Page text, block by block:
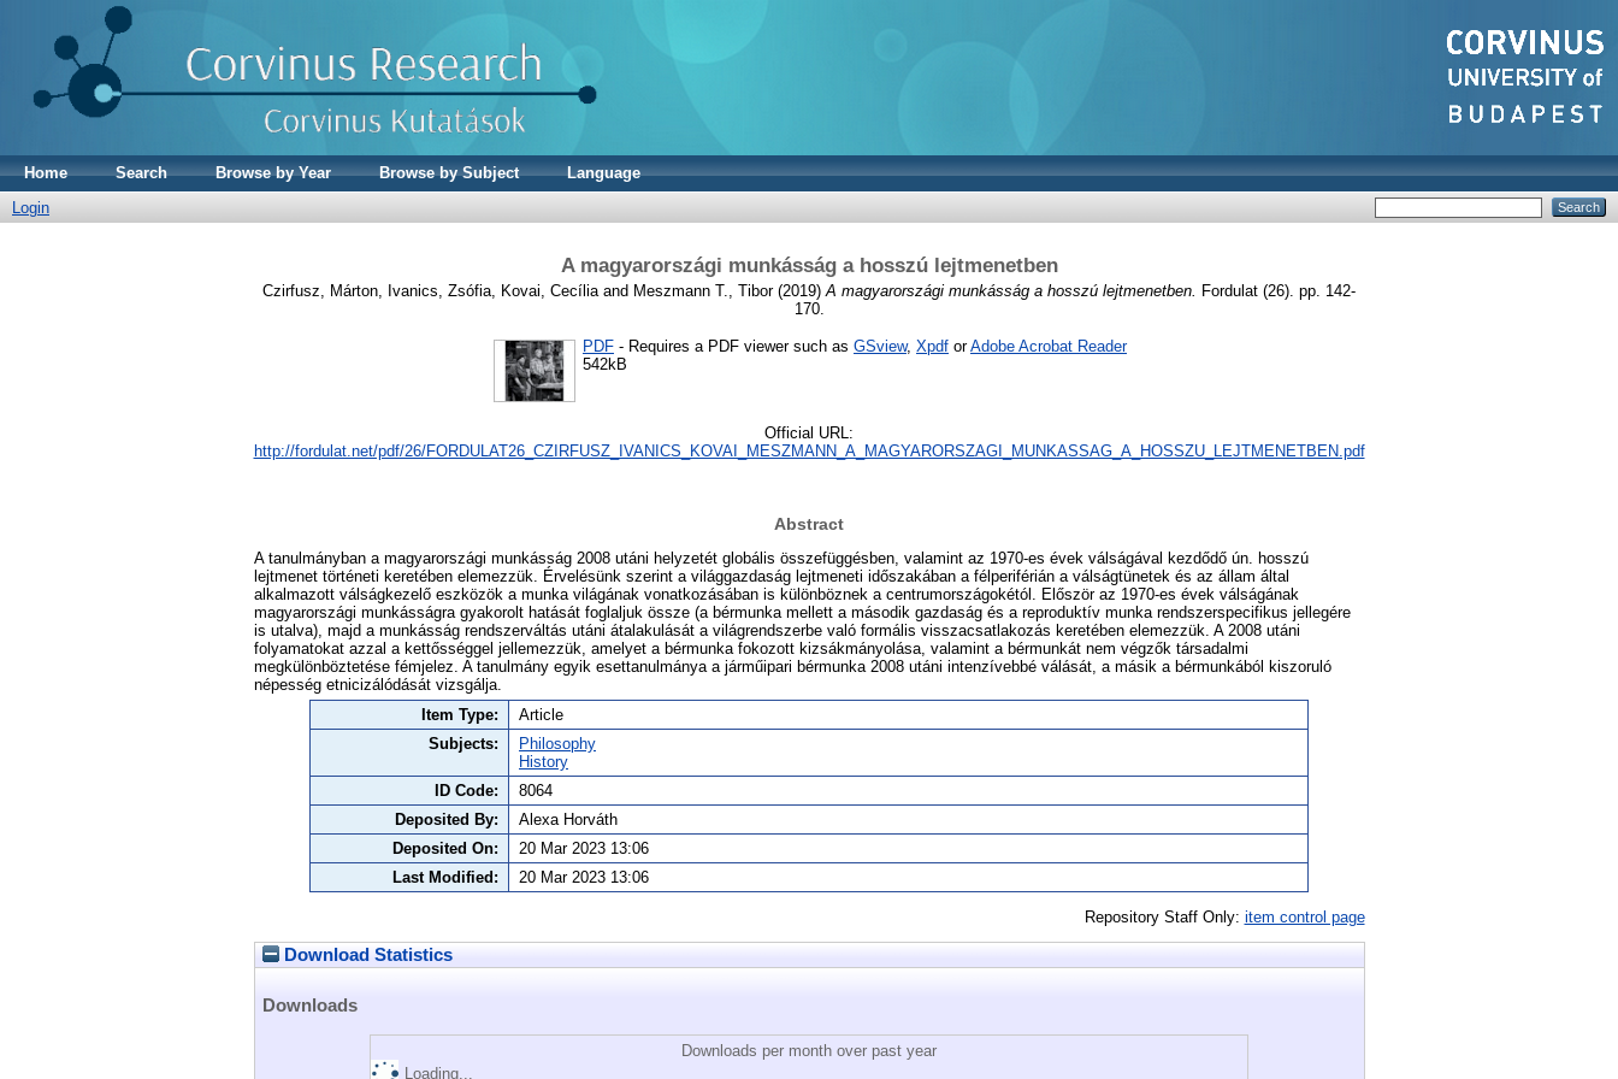
Home Search Browse by Year Browse by Subject
Language
Login
A magyarországi munkásság a hosszú lejtmenetben
Czirfusz, Márton Ivanics, Zsófia Kovai, Cecília and Meszmann T., Tibor(2019) A magyarországi munkásság a hosszú lejtmenetben.
Fordulat (26). pp. 142-
170.
PDF - Requires a PDF viewer such as GSview, Xpdf orAdobe Acrobat Reader
542kB
Official URL:
http://fordulat.net/pdf/26/FORDULAT26_CZIRFUSZ_IVANICS_KOVAI_MESZMANN_A_MAGYARORSZAGI_MUNKASSAG_A_HOSSZU_LEJTMENETBEN.pdf
Abstract
A tanulmányban a magyarországi munkásság 2008 utáni helyzetét globális összefüggésben, valamint az 1970-es évek válságával kezdődő ún. hosszú
lejtmenet történeti keretében elemezzük. Érvelésünk szerint a világgazdaság lejtmeneti időszakában a félperiférián a válságtünetek és az állam által
alkalmazott válságkezelő eszközök a munka világának vonatkozásában is különböznek a centrumországokétól. Először az 1970-es évek válságának
magyarországi munkásságra gyakorolt hatását foglaljuk össze (a bérmunka mellett a második gazdaság és a reproduktív munka rendszerspecifikus jellegére
is utalva), majd a munkásság rendszerváltás utáni átalakulását a világrendszerbe való formális visszacsatlakozás keretében elemezzük. A 2008 utáni
folyamatokat azzal a kettősséggel jellemezzük, amelyet a bérmunka fokozott kizsákmányolása, valamint a bérmunkát nem végzők társadalmi
megkülönböztetése fémjelez. A tanulmány egyik esettanulmánya a járműipari bérmunka 2008 utáni intenzívebbé válását, a másik a bérmunkából kiszoruló
népesség etnicizálódását vizsgálja.
Item Type:
Article
Subjects:
Philosophy
History
ID Code:
8064
Deposited By:
Alexa Horváth
Deposited On:
20 Mar 2023 13:06
Last Modified:
20 Mar 2023 13:06
Repository Staff Only: item control page
Download Statistics
Downloads
Downloads per month over past year
Loading...